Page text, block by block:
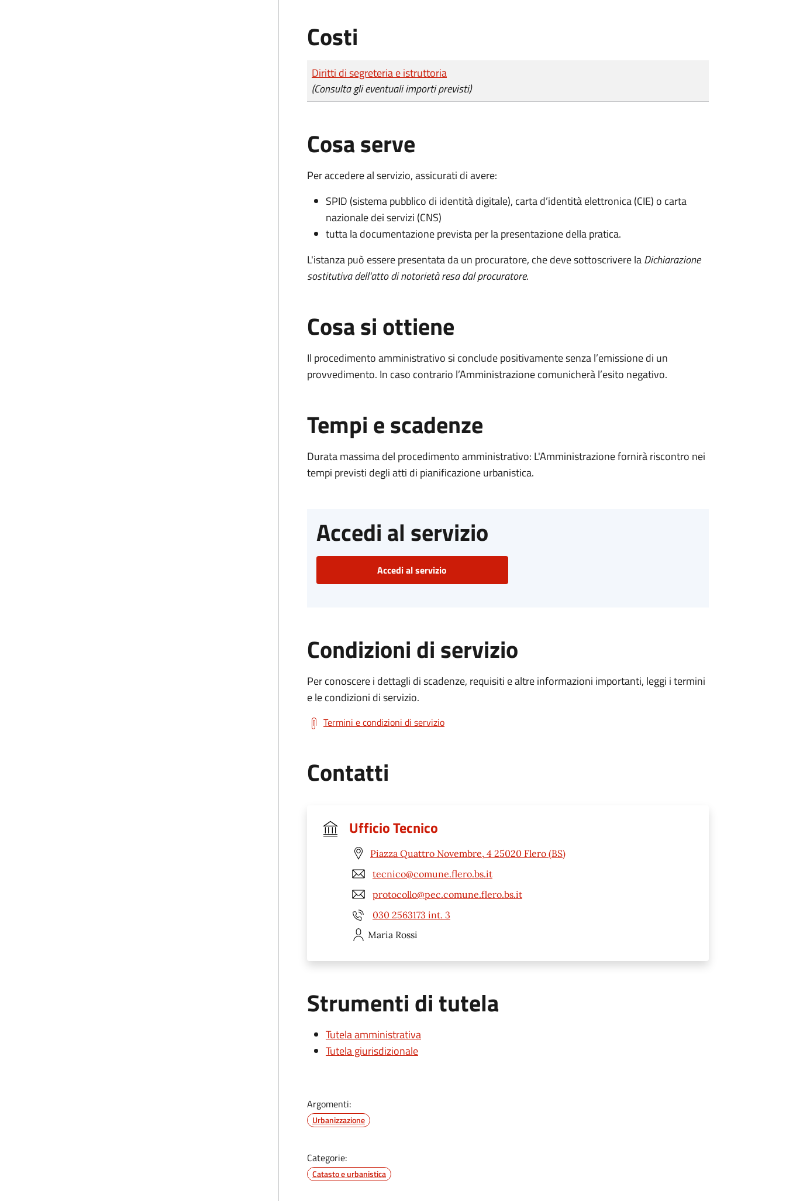
Costi
Tipo di pagamento
Importo
Diritti di segreteria e istruttoria
(Consulta gli eventuali importi previsti)
Cosa serve
Per accedere al servizio, assicurati di avere:
SPID (sistema pubblico di identità digitale), carta d’identità elettronica (CIE) o carta
nazionale dei servizi (CNS)
tutta la documentazione prevista per la presentazione della pratica.
L'istanza può essere presentata da un procuratore, che deve sottoscrivere laDichiarazione
sostitutiva dell'atto di notorietà resa dal procuratore.
Cosa si ottiene
Il procedimento amministrativo si conclude positivamente senza l’emissione di un
provvedimento. In caso contrario l’Amministrazione comunicherà l’esito negativo.
Tempi e scadenze
Durata massima del procedimento amministrativo: L'Amministrazione fornirà riscontro nei
tempi previsti degli atti di pianificazione urbanistica.
Accedi al servizio
Accedi al servizio
Condizioni di servizio
Per conoscere i dettagli di scadenze, requisiti e altre informazioni importanti, leggi i termini
e le condizioni di servizio.
Termini e condizioni di servizio
Contatti
Ufficio Tecnico
Piazza Quattro Novembre, 4 25020 Flero (BS)
tecnico@comune.flero.bs.it
protocollo@pec.comune.flero.bs.it
030 2563173 int. 3
Maria Rossi
Strumenti di tutela
Tutela amministrativa
Tutela giurisdizionale
Argomenti:
Urbanizzazione
Categorie:
Catasto e urbanistica